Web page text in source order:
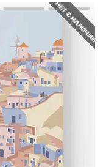
НЕТ В НАЛИЧИИ